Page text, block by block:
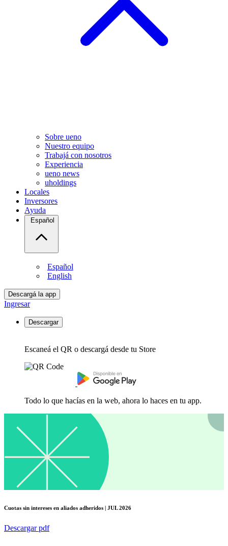
Sobre ueno
Nuestro equipo
Trabajá con nosotros
Experiencia
ueno news
uholdings
Locales
Inversores
Ayuda
Español
Español
English
Descargá la app
Ingresar
Descargar
Escaneá el QR o descargá desde tu Store
Todo lo que hacías en la web, ahora lo haces en tu app.
Cuotas sin intereses en aliados adheridos | JUL 2026
Descargar pdf